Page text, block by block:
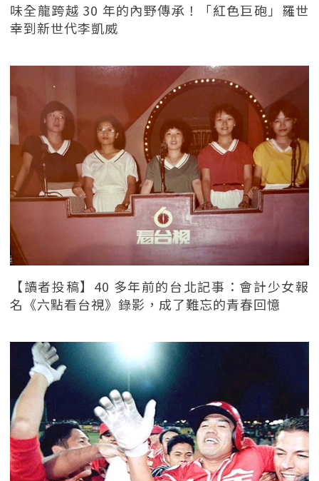
味全龍跨越 30 年的內野傳承！「紅色巨砲」羅世
幸到新世代李凱威
【讀者投稿】40 多年前的台北記事：會計少女報
名《六點看台視》錄影，成了難忘的青春回憶